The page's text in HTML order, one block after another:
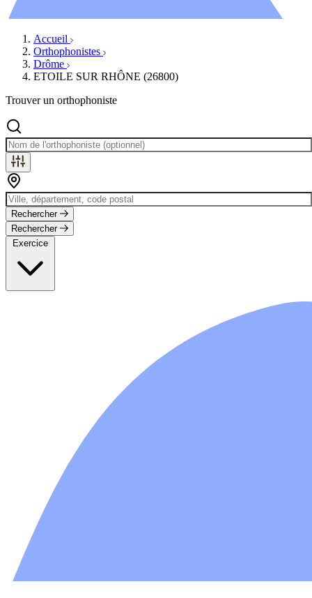
Accueil
Orthophonistes
Drôme
ETOILE SUR RHÔNE (26800)
Trouver un orthophoniste
Rechercher
Rechercher
Exercice